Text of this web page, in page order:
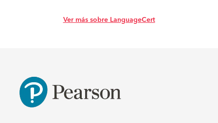
Ver más sobre LanguageCert